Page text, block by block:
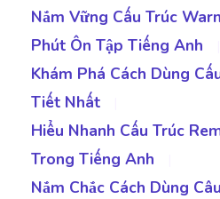
Nắm Vững Cấu Trúc
Phút Ôn Tập Tiếng Anh
Khám Phá Cách Dùng
Tiết Nhất
Hiểu Nhanh Cấu Trúc
Trong Tiếng Anh
Nắm Chắc Cách Dùng